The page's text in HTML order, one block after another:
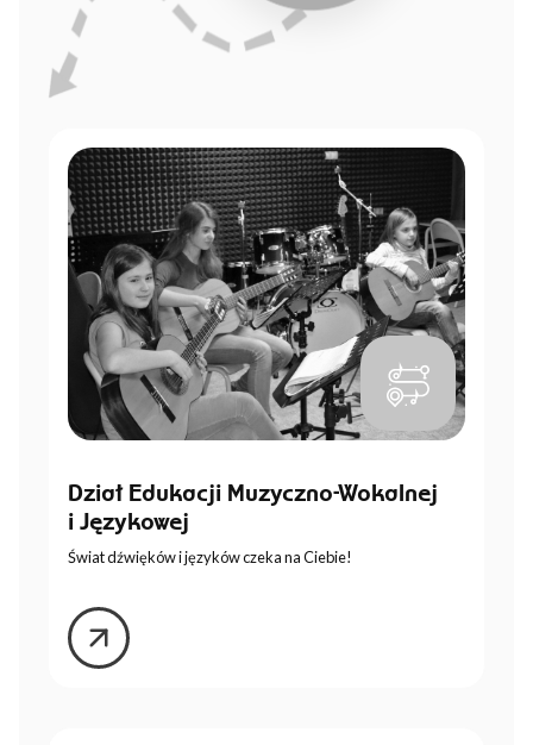
Dział Edukacji Muzyczno-Wokalnej
i Językowej
Świat dźwięków i języków czeka na Ciebie!